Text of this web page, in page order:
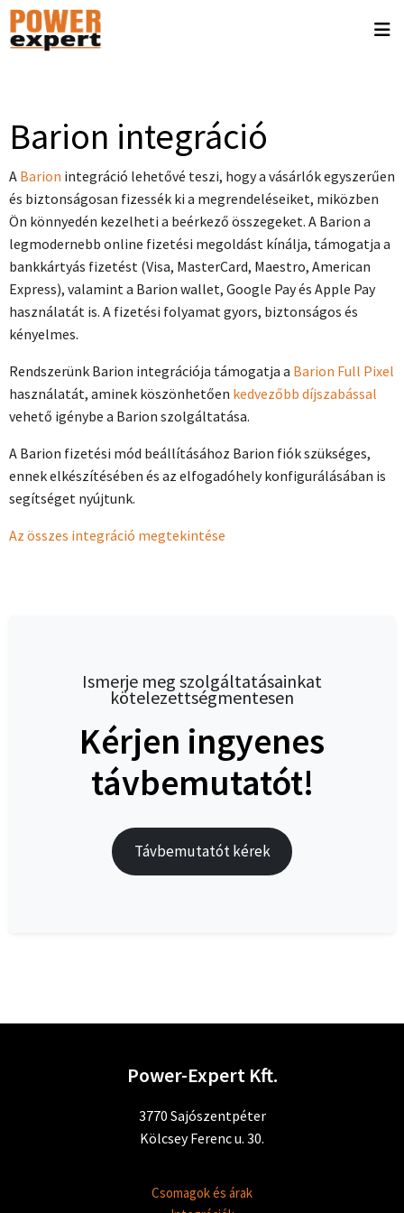
Barion integráció
A Barion integráció lehetővé teszi, hogy a vásárlók egyszerűen
és biztonságosan fizessék ki a megrendeléseiket, miközben
Ön könnyedén kezelheti a beérkező összegeket. A Barion a
legmodernebb online fizetési megoldást kínálja, támogatja a
bankkártyás fizetést (Visa, MasterCard, Maestro, American
Express), valamint a Barion wallet, Google Pay és Apple Pay
használatát is. A fizetési folyamat gyors, biztonságos és
kényelmes.
Rendszerünk Barion integrációja támogatja a Barion Full Pixel
használatát, aminek köszönhetően kedvezőbb díjszabással
vehető igénybe a Barion szolgáltatása.
A Barion fizetési mód beállításához Barion fiók szükséges,
ennek elkészítésében és az elfogadóhely konfigurálásában is
segítséget nyújtunk.
Az összes integráció megtekintése
Ismerje meg szolgáltatásainkat
kötelezettségmentesen
Kérjen ingyenes
távbemutatót!
Távbemutatót kérek
Power-Expert Kft.
3770 Sajószentpéter
Kölcsey Ferenc u. 30.
Csomagok és árak